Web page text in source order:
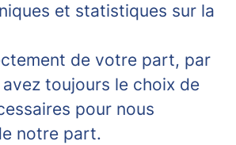
et statistiques sur la
de votre part, par
toujours le choix de
pour nous
notre part.